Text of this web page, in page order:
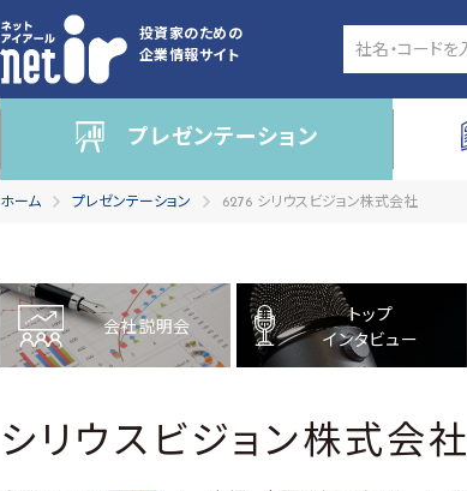
投資家のための
企業情報サイト
プレゼンテーション
ホーム プレゼンテーション 6276 シリウスビジョン株式会社
会社説明会
トップ
インタビュー
シリウスビジョン株式会社